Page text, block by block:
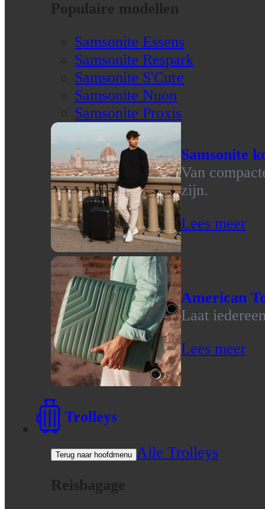
Populaire modellen
Samsonite Essens
Samsonite Respark
Samsonite S'Cure
Samsonite Nuon
Samsonite Proxis
Samsonite
Van
zijn.
Lees meer
American
Laat
Lees meer
Trolleys
Terug naar hoofdmenu Alle Trolleys
Reisbagage